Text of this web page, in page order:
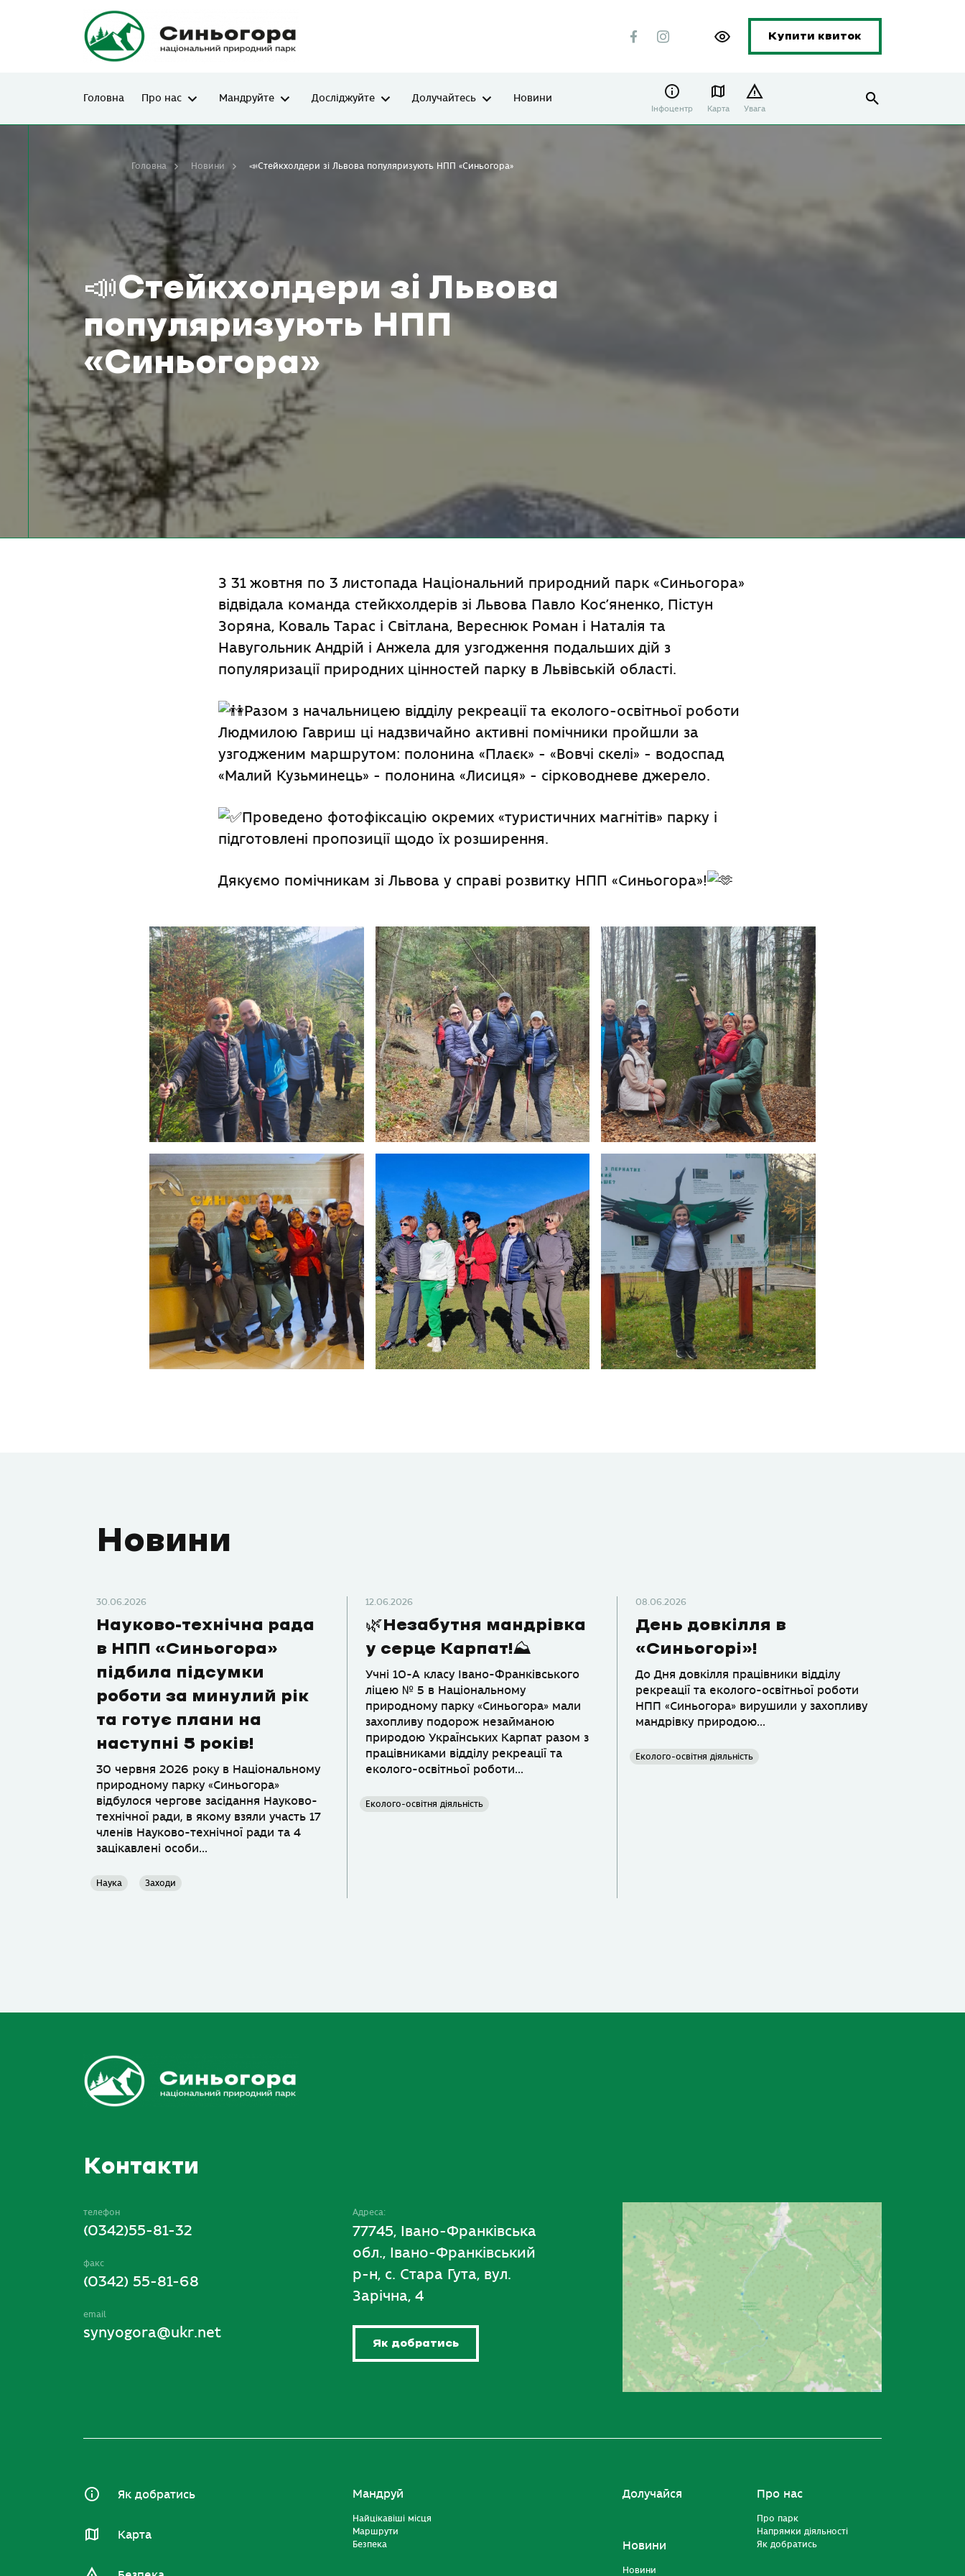
Купити квиток
Головна Про нас Мандруйте Досліджуйте Долучайтесь Новини
Інфоцентр Карта Увага
📣Стейкхолдери зі Львова
популяризують НПП
«Синьогора»
Головна Новини 📣Стейкхолдери зі Львова популяризують НПП «Синьогора»
З 31 жовтня по 3 листопада Національний природний парк «Синьогора»
відвідала команда стейкхолдерів зі Львова Павло Кос’яненко, Пістун
Зоряна, Коваль Тарас і Світлана, Вереснюк Роман і Наталія та
Навугольник Андрій і Анжела для узгодження подальших дій з
популяризації природних цінностей парку в Львівській області.
Разом з начальницею відділу рекреації та еколого-освітньої роботи
Людмилою Гавриш ці надзвичайно активні помічники пройшли за
узгодженим маршрутом: полонина «Плаєк» - «Вовчі скелі» - водоспад
«Малий Кузьминець» - полонина «Лисиця» - сірководневе джерело.
Проведено фотофіксацію окремих «туристичних магнітів» парку і
підготовлені пропозиції щодо їх розширення.
Дякуємо помічникам зі Львова у справі розвитку НПП «Синьогора»!
Новини
30.06.2026
Науково-технічна рада
в НПП «Синьогора»
підбила підсумки
роботи за минулий рік
та готує плани на
наступні 5 років!
30 червня 2026 року в Національному
природному парку «Синьогора»
відбулося чергове засідання Науково-
технічної ради, в якому взяли участь 17
членів Науково-технічної ради та 4
зацікавлені особи...
Наука Заходи
12.06.2026
🌿Незабутня мандрівка
у серце Карпат!⛰️
Учні 10-А класу Івано-Франківського
ліцею № 5 в Національному
природному парку «Синьогора» мали
захопливу подорож незайманою
природою Українських Карпат разом з
працівниками відділу рекреації та
еколого-освітньої роботи...
Еколого-освітня діяльність
08.06.2026
День довкілля в
«Синьогорі»!
До Дня довкілля працівники відділу
рекреації та еколого-освітньої роботи
НПП «Синьогора» вирушили у захопливу
мандрівку природою...
Еколого-освітня діяльність
Контакти
телефон
(0342)55-81-32
факс
(0342) 55-81-68
email
synyogora@ukr.net
Адреса:
77745, Івано-Франківська
обл., Івано-Франківський
р-н, с. Стара Гута, вул.
Зарічна, 4
Як добратись
Як добратись
Карта
Мандруй
Найцікавіші місця
Маршрути
Безпека
Долучайся
Новини
Новини
Про нас
Про парк
Напрямки діяльності
Як добратись